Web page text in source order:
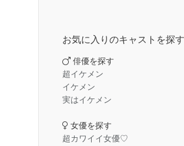
お気に入りのキャストを探す
俳優を探す
超イケメン
イケメン
実はイケメン
女優を探す
超カワイイ女優♡